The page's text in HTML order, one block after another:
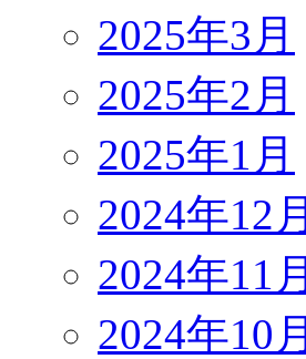
2025年3月
2025年2月
2025年1月
2024年12月
2024年11月
2024年10月